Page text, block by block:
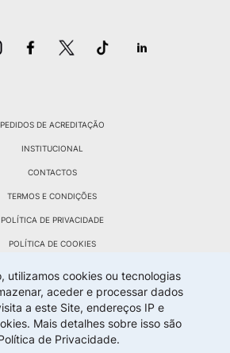
utilizamos cookies ou tecnologias
aceder e processar dados
a este Site, endereços IP e
Mais detalhes sobre isso são
de Privacidade.
PEDIDOS DE ACREDITAÇÃO
INSTITUCIONAL
CONTACTOS
TERMOS E CONDIÇÕES
POLÍTICA DE PRIVACIDADE
POLÍTICA DE COOKIES
LIVRO RECLAMAÇÕES
Creative Agency